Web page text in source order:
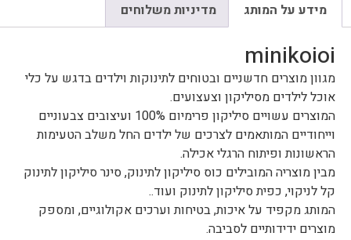
מידע על המותג מדיניות משלוחים
minikoioi
מגוון מוצרים חדשניים ובטוחים לתינוקות וילדים בדגש על כלי
אוכל לילדים מסיליקון וצעצועים.
המוצרים עשויים סיליקון פרימיום 100% ועיצובים צבעוניים
וייחודיים המותאמים לצרכים של ילדים החל משלב הטעימות
הראשונות ופיתוח הרגלי אכילה.
מבין מוצריה המובילים כוס סיליקון לתינוק, סינר סיליקון לתינוק
קל לניקוי, כפית סיליקון לתינוק ועוד..
המותג מקפיד על איכות, בטיחות וערכים אקולוגיים, ומספק
מוצרים ידידותיים לסביבה.